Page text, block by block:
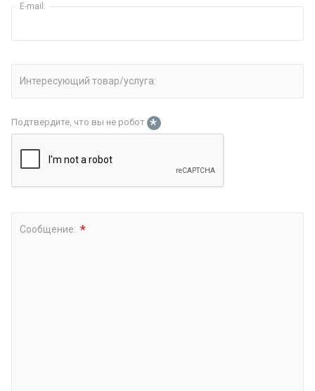
E-mail:
Интересующий товар/услуга:
Подтвердите, что вы не робот *
Сообщение: *